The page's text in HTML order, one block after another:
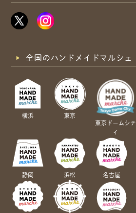
全国のハンドメイドマルシェ
横浜
東京
東京ドームシテ
ィ
静岡 浜松 名古屋